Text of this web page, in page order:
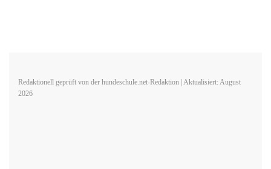
Redaktionell geprüft von der hundeschule.net-Redaktion | Aktualisiert: August
2026